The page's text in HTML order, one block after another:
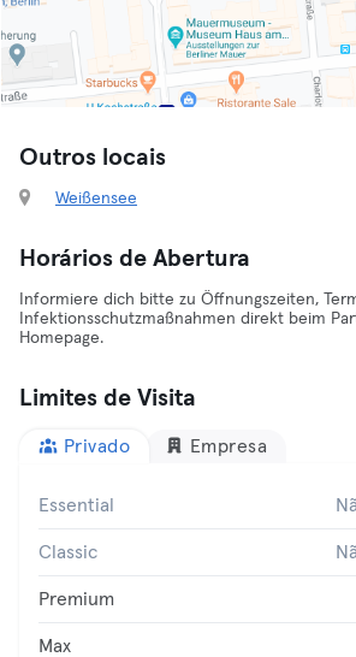
Outros locais
Weißensee
Horários de Abertura
Informiere dich bitte zu Öffnungszeiten,
Infektionsschutzmaßnahmen direkt beim
Homepage.
Limites de Visita
Privado Empresa
Essential
Classic
Premium
Max